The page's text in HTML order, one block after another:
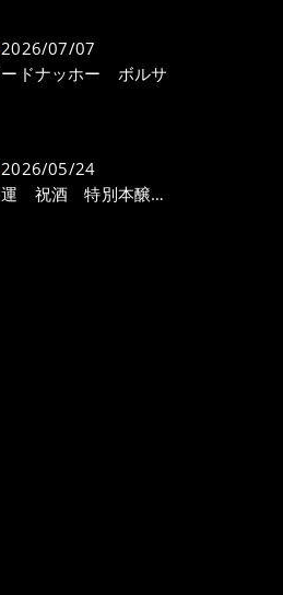
2026/07/07
ドナッホー ボルサ
2026/05/24
開運 祝酒 特別本醸造 1800ml 15度